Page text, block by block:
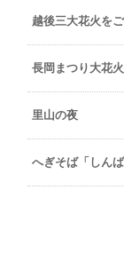
越後三大花火を
長岡まつり大花
里山の夜
へぎそば「しん